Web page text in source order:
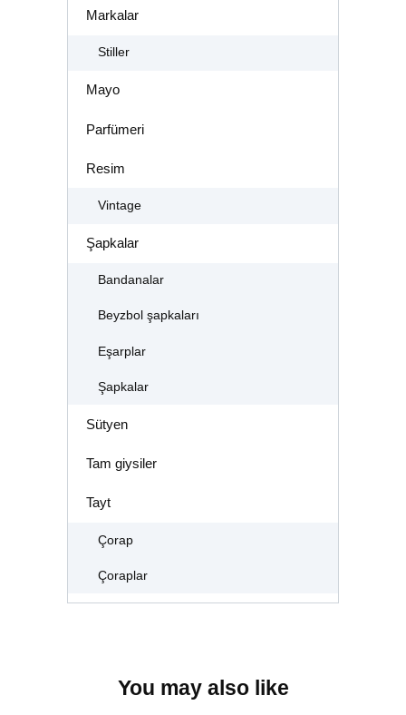
Markalar
Stiller
Mayo
Parfümeri
Resim
Vintage
Şapkalar
Bandanalar
Beyzbol şapkaları
Eşarplar
Şapkalar
Sütyen
Tam giysiler
Tayt
Çorap
Çoraplar
You may also like